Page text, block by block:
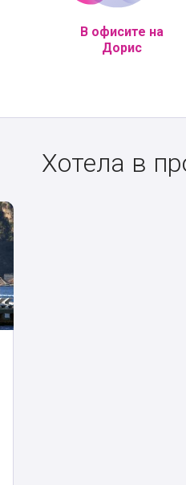
В офисите на
Дорис
Хотела в